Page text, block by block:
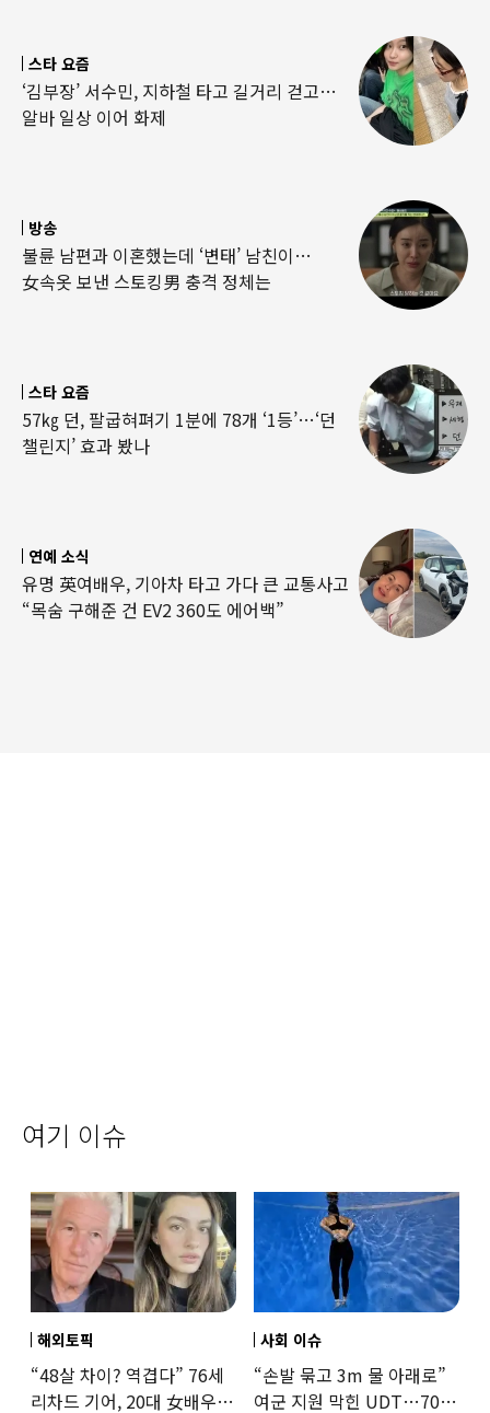
스타 요즘
‘김부장’ 서수민, 지하철 타고 길거리 걷고…
알바 일상 이어 화제
방송
불륜 남편과 이혼했는데 ‘변태’ 남친이…
女속옷 보낸 스토킹男 충격 정체는
스타 요즘
57㎏ 던, 팔굽혀펴기 1분에 78개 ‘1등’…‘던
챌린지’ 효과 봤나
연예 소식
유명 英여배우, 기아차 타고 가다 큰 교통사고
“목숨 구해준 건 EV2 360도 에어백”
여기 이슈
해외토픽
“48살 차이? 역겹다” 76세
리차드 기어, 20대 女배우와
사회 이슈
“손발 묶고 3m 물 아래로”
여군 지원 막힌 UDT…707